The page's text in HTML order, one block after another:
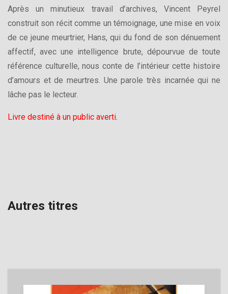
Après un minutieux travail d’archives, Vincent Peyrel
construit son récit comme un témoignage, une mise en voix
de ce jeune meurtrier, Hans, qui du fond de son dénuement
affectif, avec une intelligence brute, dépourvue de toute
référence culturelle, nous conte de l’intérieur cette histoire
d’amours et de meurtres. Une parole très incarnée qui ne
lâche pas le lecteur.
Livre destiné à un public averti.
Autres titres